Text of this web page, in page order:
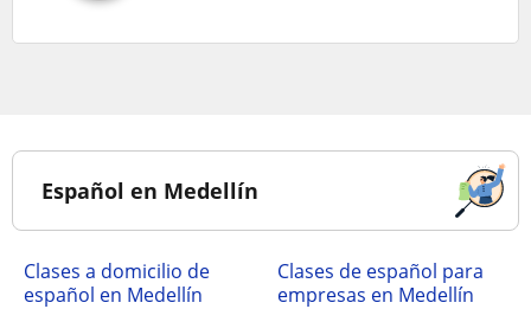
Español en Medellín
Clases a domicilio de
español en Medellín
Clases de español para
empresas en Medellín